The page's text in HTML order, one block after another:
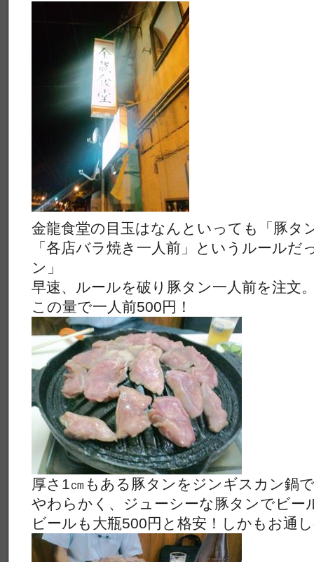
金龍食堂の目玉はなんといっても「豚タ
「各店バラ焼き一人前」というルールだ
ン」
早速、ルールを破り豚タン一人前を注文
この量で一人前500円！
厚さ1㎝もある豚タンをジンギスカン鍋
やわらかく、ジューシーな豚タンでビー
ビールも大瓶500円と格安！しかもお通